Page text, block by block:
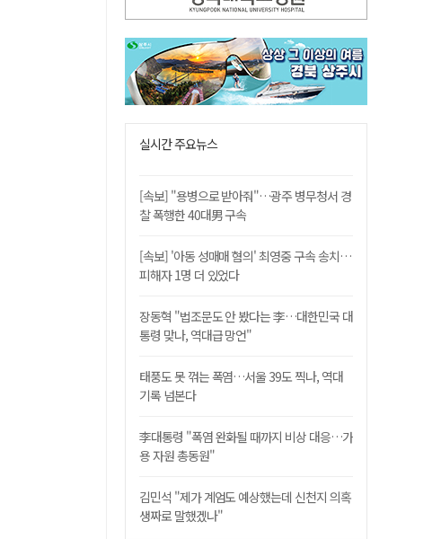
실시간 주요뉴스
[속보] "용병으로 받아줘"…광주 병무청서 경
찰 폭행한 40대男 구속
[속보] '아동 성매매 혐의' 최영중 구속 송치…
피해자 1명 더 있었다
장동혁 "법조문도 안 봤다는 李…대한민국 대
통령 맞나, 역대급 망언"
태풍도 못 꺾는 폭염…서울 39도 찍나, 역대
기록 넘본다
李대통령 "폭염 완화될 때까지 비상 대응…가
용 자원 총동원"
김민석 "제가 계엄도 예상했는데 신천지 의혹
생짜로 말했겠나"